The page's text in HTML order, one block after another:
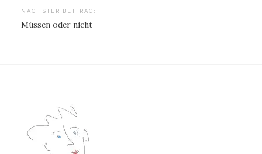
NÄCHSTER BEITRAG:
Müssen oder nicht